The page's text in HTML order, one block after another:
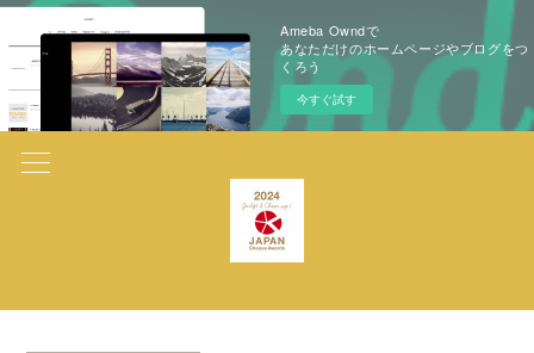
Ameba Owndで
あなただけのホームページやブログをつ
くろう
今すぐ試す